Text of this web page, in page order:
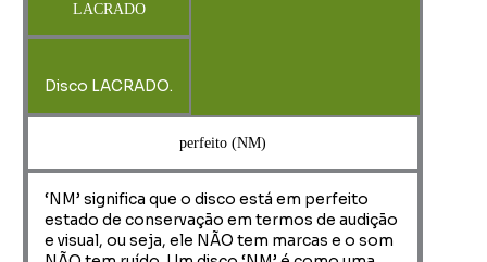
LACRADO
Disco LACRADO.
perfeito (NM)
‘NM’ significa que o disco está em perfeito
estado de conservação em termos de audição
e visual, ou seja, ele NÃO tem marcas e o som